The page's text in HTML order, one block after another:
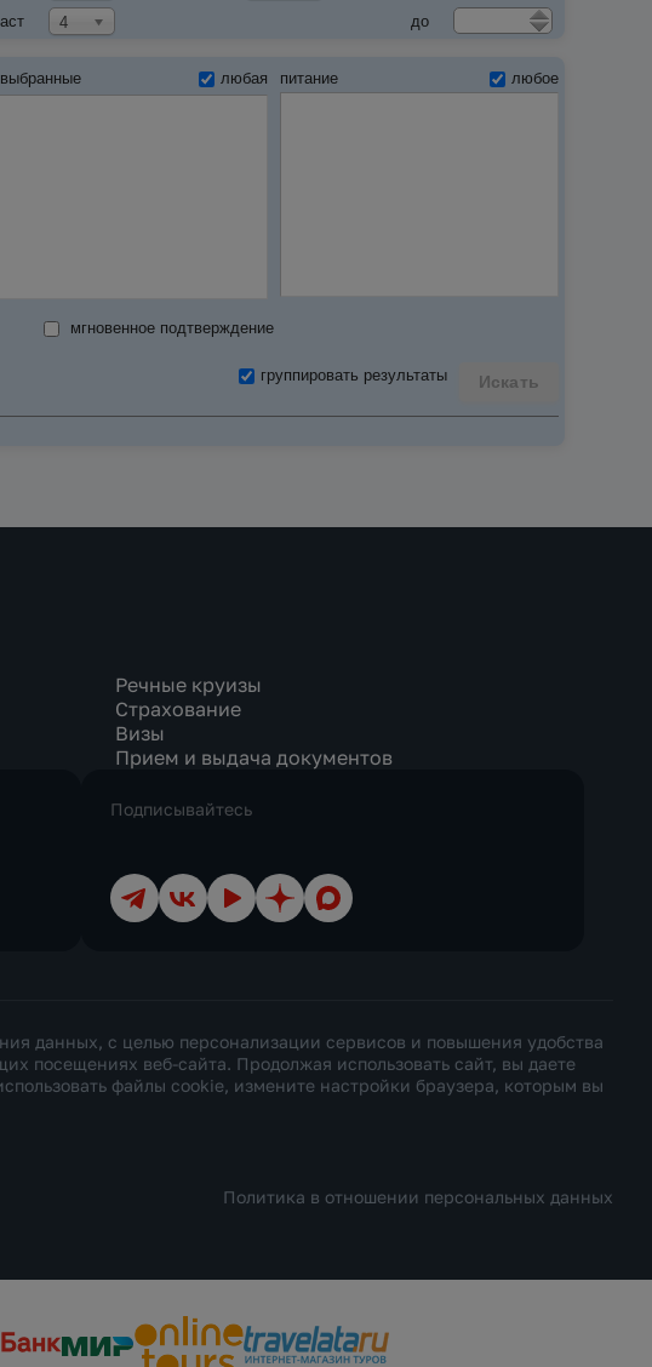
4 до
выбранные любая питание любое
мгновенное подтверждение
Искать
группировать результаты
Речные круизы
Страхование
Визы
Прием и выдача документов
Подписывайтесь
ТелеграмВКонтакте
YouTubeДзен Max
данных, с целью персонализации сервисов и повышения удобства
посещениях веб-сайта. Продолжая использовать сайт, вы даете
файлы cookie, измените настройки браузера, которым вы
Политика в отношении персональных данных